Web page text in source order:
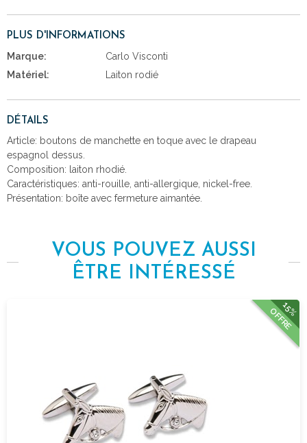
PLUS D'INFORMATIONS
Marque:
Carlo Visconti
Matériel:
Laiton rodié
DÉTAILS
Article: boutons de manchette en toque avec le drapeau
espagnol dessus.
Composition: laiton rhodié.
Caractéristiques: anti-rouille, anti-allergique, nickel-free.
Présentation: boîte avec fermeture aimantée.
VOUS POUVEZ AUSSI
ÊTRE INTÉRESSÉ
15%
OFFRE